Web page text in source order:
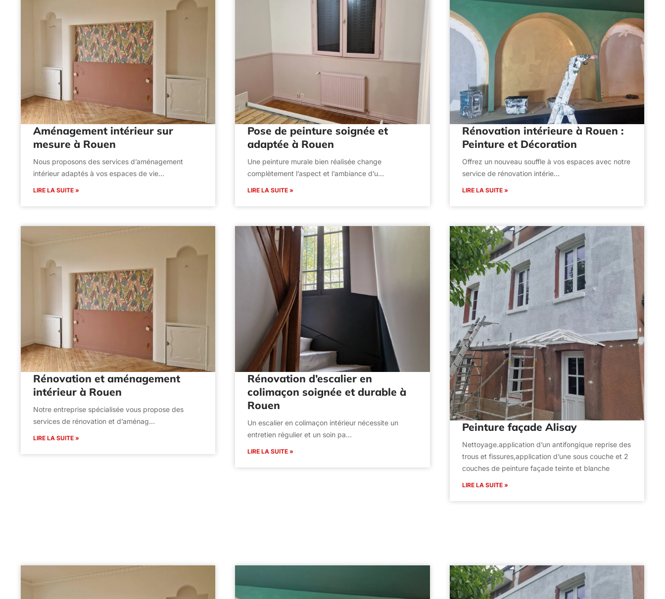
Aménagement intérieur sur
mesure à Rouen
Nous proposons des services d’aménagement
intérieur adaptés à vos espaces de vie…
LIRE LA SUITE »
Pose de peinture soignée et
adaptée à Rouen
Une peinture murale bien réalisée change
complètement l’aspect et l’ambiance d’u…
LIRE LA SUITE »
Rénovation intérieure à Rouen :
Peinture et Décoration
Offrez un nouveau souffle à vos espaces avec notre
service de rénovation intérie…
LIRE LA SUITE »
Rénovation et aménagement
intérieur à Rouen
Notre entreprise spécialisée vous propose des
services de rénovation et d’aménag…
LIRE LA SUITE »
Rénovation d’escalier en
colimaçon soignée et durable à
Rouen
Un escalier en colimaçon intérieur nécessite un
entretien régulier et un soin pa…
LIRE LA SUITE »
Peinture façade Alisay
Nettoyage.application d’un antifongique reprise des
trous et fissures,application d’une sous couche et 2
couches de peinture façade teinte et blanche
LIRE LA SUITE »